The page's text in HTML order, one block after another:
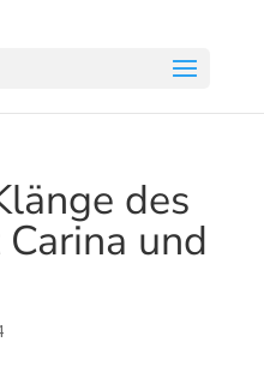
des
und